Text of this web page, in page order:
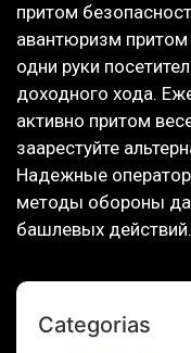
притом
авантюризм
одни руки
доходного хода.
активно притом
заарестуйте
Надежные
методы обороны
башлевых действий.
Categorias